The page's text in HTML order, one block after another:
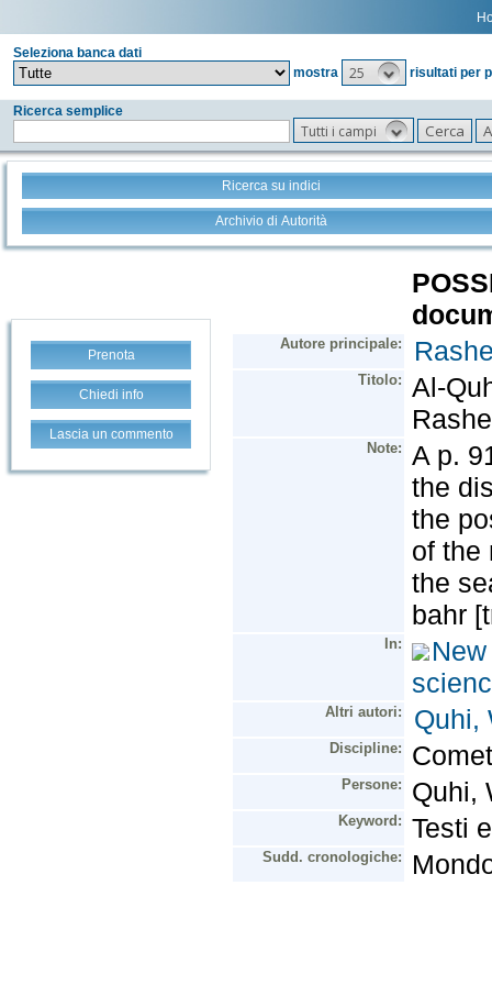
Seleziona banca dati
mostra
25 risultati per
Ricerca semplice
Tutti i campi
Ricerca su indici
Archivio di Autorità
Prenota
Chiedi info
Lascia un commento